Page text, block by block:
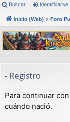
nl
ac
es
rá
pi
do
s
or
os
Buscar Identificarse
Inicio (Web) Foro
- Registro
Para continuar
cuándo nació.